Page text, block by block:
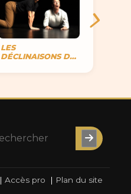
LES
DÉCLINAISONS DE
| Accès pro | Plan du site